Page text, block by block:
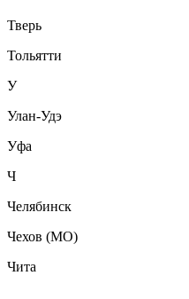
Тверь
Тольятти
У
Улан-Удэ
Уфа
Ч
Челябинск
Чехов (МО)
Чита